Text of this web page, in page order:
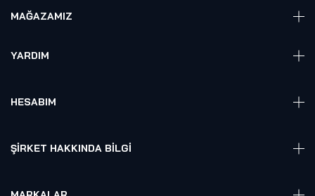
MAĞAZAMIZ
VR Ready PC
Elektronik
YARDIM
HESABIM
Sepet
ŞIRKET HAKKINDA BILGI
Referanslarımız